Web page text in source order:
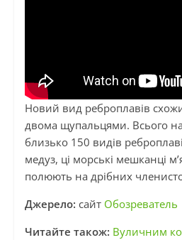
Новий вид реброплавів
двома щупальцями. Всього
близько 150 видів
медуз, ці морські мешканці
полюють на дрібних
Джерело: сайт Обозреватель
Читайте також: Вуличним